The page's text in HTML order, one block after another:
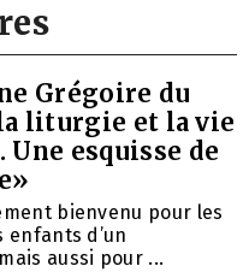
Grégoire du
liturgie et la vie
esquisse de
bienvenu pour les
d’un
aussi pour ...